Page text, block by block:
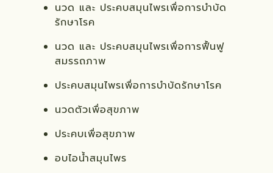
นวด และ ประคบสมุนไพรเพื่อการบำบัด
รักษาโรค
นวด และ ประคบสมุนไพรเพื่อการฟื้นฟู
สมรรถภาพ
ประคบสมุนไพรเพื่อการบำบัดรักษาโรค
นวดตัวเพื่อสุขภาพ
ประคบเพื่อสุขภาพ
อบไอน้ำสมุนไพร